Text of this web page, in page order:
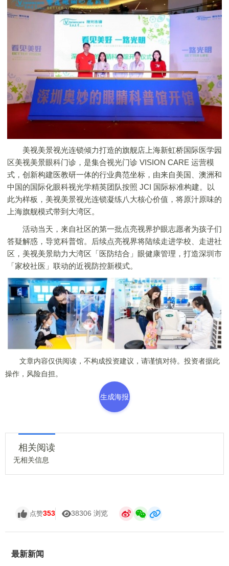
美视美景视光连锁倾力打造的旗舰店上海新虹桥国际医学园
区美视美景眼科门诊，是集合视光门诊 VISION CARE 运营模
式，创新构建医教研一体的行业典范坐标，由来自美国、澳洲和
中国的国际化眼科视光学精英团队按照 JCI 国际标准构建。以
此为样板，美视美景视光连锁凝练八大核心价值，将原汁原味的
上海旗舰模式带到大湾区。
活动当天，来自社区的第一批点亮视界护眼志愿者为孩子们
答疑解惑，导览科普馆。后续点亮视界将陆续走进学校、走进社
区，美视美景助力大湾区「医防结合」眼健康管理，打造深圳市
「家校社医」联动的近视防控新模式。
文章内容仅供阅读，不构成投资建议，请谨慎对待。投资者据此
操作，风险自担。
生成海报
相关阅读
无相关信息
点赞353 38306 浏览
最新新闻